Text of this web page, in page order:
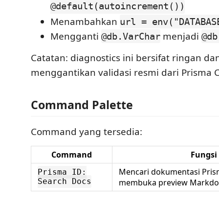
@default(autoincrement())
Menambahkan url =
Mengganti @db.VarChar menjadi
Catatan: diagnostics ini bersifat ringan
menggantikan validasi resmi dari Prisma
Command Palette
Command yang tersedia:
Command Fungsi
Prisma ID:
Search Docs
Mencari dokumentasi
membuka preview